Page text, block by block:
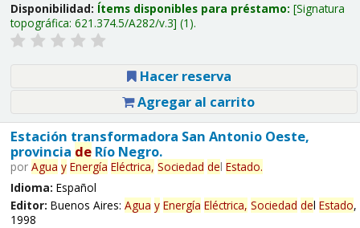
Disponibilidad: Ítems disponibles para préstamo: Signatura
topográfica: 621.374.5/A282/v.3 (1).
Hacer reserva
Agregar al carrito
Estación transformadora San Antonio Oeste,
provincia deRío Negro.
por Agua y Energía Eléctrica, Sociedad del Estado.
Idioma: Español
Editor: Buenos Aires: Agua y Energía Eléctrica, Sociedad del Estado,
1998